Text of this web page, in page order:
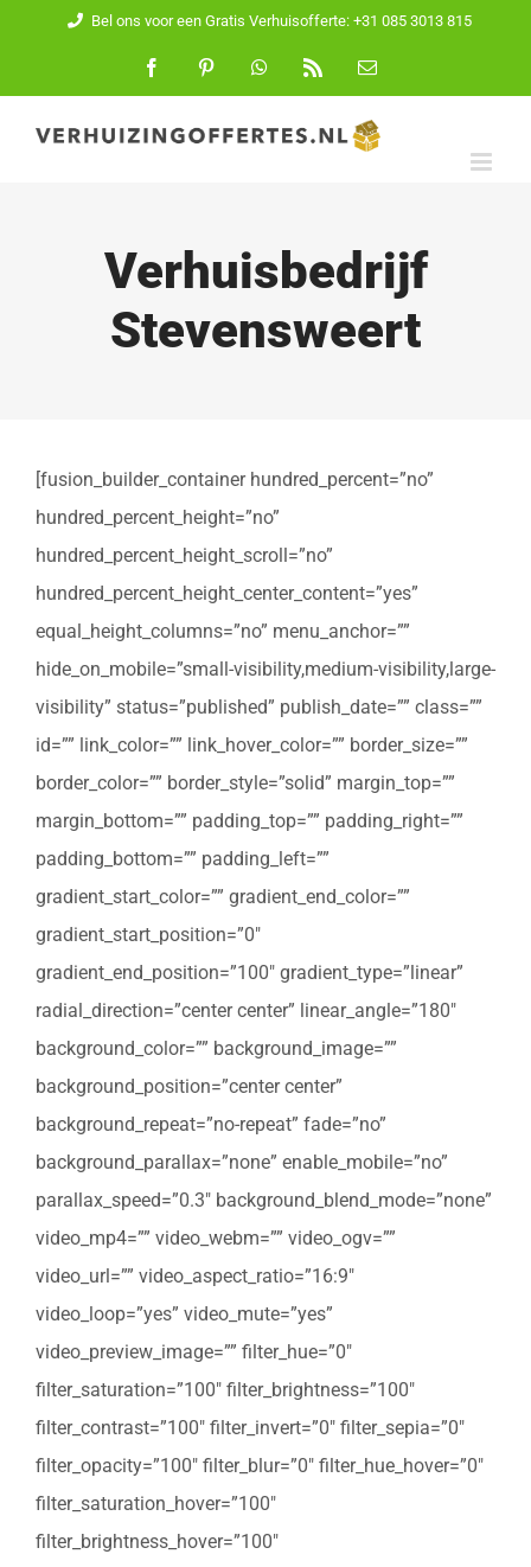
inhoud
Bel ons voor een Gratis Verhuisofferte: +31 085 3013 815
FacebookPinterest WhatsApp
E-
Verhuisbedrijf
Stevensweert
[fusion_builder_container hundred_percent=”no”
hundred_percent_height=”no”
hundred_percent_height_scroll=”no”
hundred_percent_height_center_content=”yes”
equal_height_columns=”no” menu_anchor=””
hide_on_mobile=”small-visibility,medium-visibility,large-
visibility” status=”published” publish_date=”” class=””
id=”” link_color=”” link_hover_color=”” border_size=””
border_color=”” border_style=”solid” margin_top=””
margin_bottom=”” padding_top=”” padding_right=””
padding_bottom=”” padding_left=””
gradient_start_color=”” gradient_end_color=””
gradient_start_position=”0″
gradient_end_position=”100″ gradient_type=”linear”
radial_direction=”center center” linear_angle=”180″
background_color=”” background_image=””
background_position=”center center”
background_repeat=”no-repeat” fade=”no”
background_parallax=”none” enable_mobile=”no”
parallax_speed=”0.3″ background_blend_mode=”none”
video_mp4=”” video_webm=”” video_ogv=””
video_url=”” video_aspect_ratio=”16:9″
video_loop=”yes” video_mute=”yes”
video_preview_image=”” filter_hue=”0″
filter_saturation=”100″ filter_brightness=”100″
filter_contrast=”100″ filter_invert=”0″ filter_sepia=”0″
filter_opacity=”100″ filter_blur=”0″ filter_hue_hover=”0″
filter_saturation_hover=”100″
filter_brightness_hover=”100″